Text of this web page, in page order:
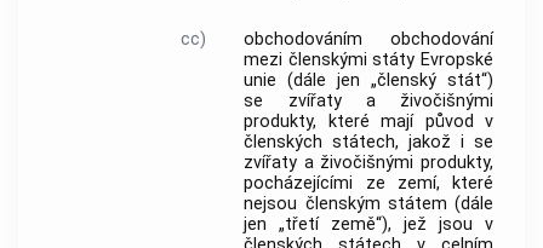
cc) obchodováním
obchodování
mezi členskými státy Evropské
unie (dále jen „členský stát“)
se zvířaty a živočišnými
produkty, které mají původ v
členských státech, jakož i se
zvířaty a živočišnými produkty,
pocházejícími ze zemí, které
nejsou členským státem (dále
jen „třetí země“), jež jsou v